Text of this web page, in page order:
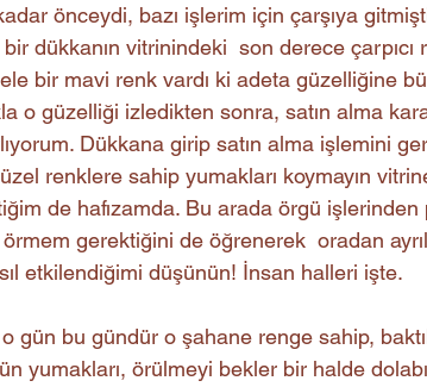
önceydi, bazı işlerim için çarşıya
dükkanın vitrinindeki  son derece
bir mavi renk vardı ki adeta güzelliğine
o güzelliği izledikten sonra, satın alma
Dükkana girip satın alma işlemini
renklere sahip yumakları koymayın
de hafızamda. Bu arada örgü işlerinden
gerektiğini de öğrenerek  oradan
etkilendiğimi düşünün! İnsan halleri işte.
gün bu gündür o şahane renge sahip,
yumakları, örülmeyi bekler bir halde